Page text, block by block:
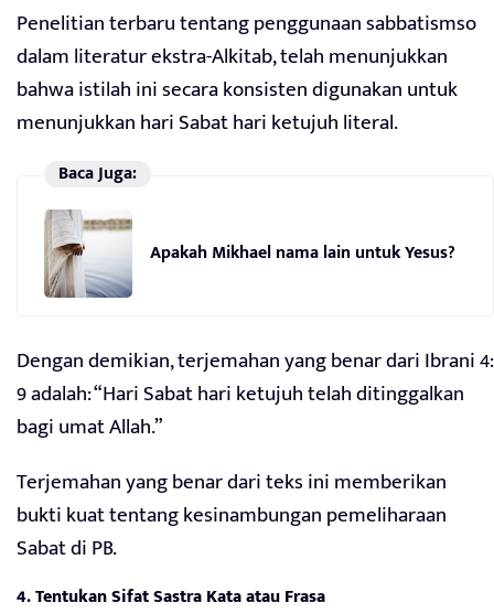
Penelitian terbaru tentang penggunaan sabbatismso
dalam literatur ekstra-Alkitab, telah menunjukkan
bahwa istilah ini secara konsisten digunakan untuk
menunjukkan hari Sabat hari ketujuh literal.
Baca Juga:
Apakah Mikhael nama lain untuk Yesus?
Dengan demikian, terjemahan yang benar dari Ibrani 4:
9 adalah: “Hari Sabat hari ketujuh telah ditinggalkan
bagi umat Allah.”
Terjemahan yang benar dari teks ini memberikan
bukti kuat tentang kesinambungan pemeliharaan
Sabat di PB.
4. Tentukan Sifat Sastra Kata atau Frasa